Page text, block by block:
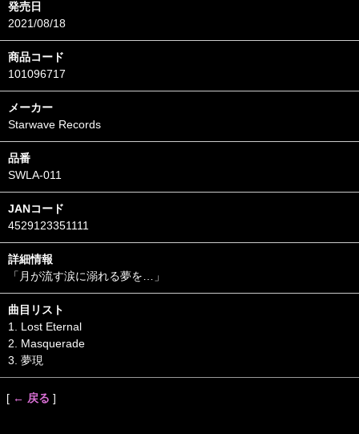
発売日
2021/08/18
商品コード
101096717
メーカー
Starwave Records
品番
SWLA-011
JANコード
4529123351111
詳細情報
「月が流す涙に溺れる夢を…」
曲目リスト
1. Lost Eternal
2. Masquerade
3. 夢現
[ ← 戻る ]